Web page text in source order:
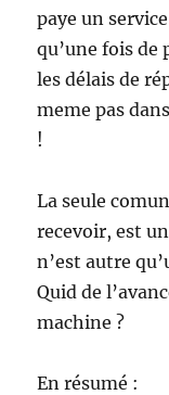
paye un
qu’une fois de
les délais de
meme pas
!
La seule
recevoir, est
n’est autre
Quid de
machine ?
En résumé :